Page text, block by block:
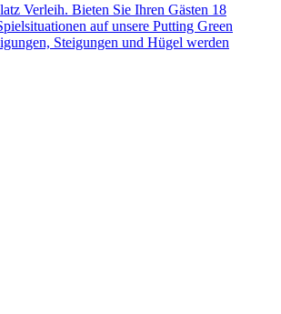
Verleih. Bieten Sie Ihren Gästen 18
auf unsere Putting Green
Steigungen und Hügel werden